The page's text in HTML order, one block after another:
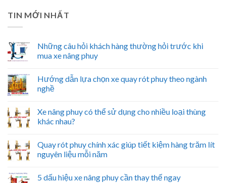
TIN MỚI NHẤT
Những câu hỏi khách hàng thường hỏi trước khi
mua xe nâng phuy
Hướng dẫn lựa chọn xe quay rót phuy theo ngành
nghề
Xe nâng phuy có thể sử dụng cho nhiều loại thùng
khác nhau?
Quay rót phuy chính xác giúp tiết kiệm hàng trăm lít
nguyên liệu mỗi năm
5 dấu hiệu xe nâng phuy cần thay thế ngay